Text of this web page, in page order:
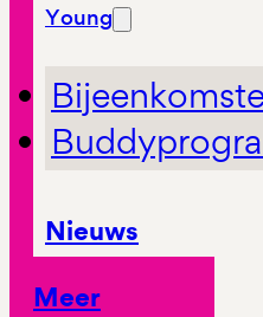
Young
Nieuws
Meer